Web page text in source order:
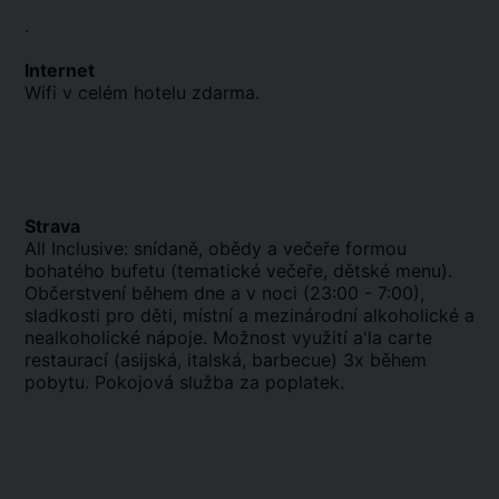
.
Internet
Wifi v celém hotelu zdarma.
Strava
All Inclusive: snídaně, obědy a večeře formou
bohatého bufetu (tematické večeře, dětské menu).
Občerstvení během dne a v noci (23:00 - 7:00),
sladkosti pro děti, místní a mezinárodní alkoholické a
nealkoholické nápoje. Možnost využití a'la carte
restaurací (asijská, italská, barbecue) 3x během
pobytu. Pokojová služba za poplatek.